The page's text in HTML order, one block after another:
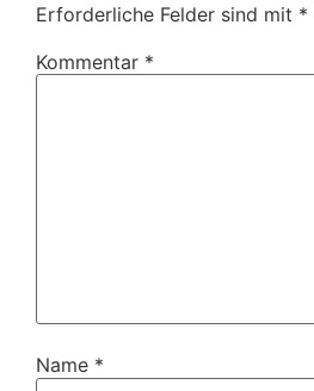
Erforderliche Felder sind mit *
Kommentar *
Name *